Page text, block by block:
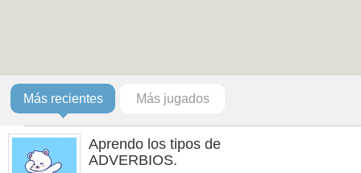
Más recientes Más jugados
Aprendo los tipos de
ADVERBIOS.